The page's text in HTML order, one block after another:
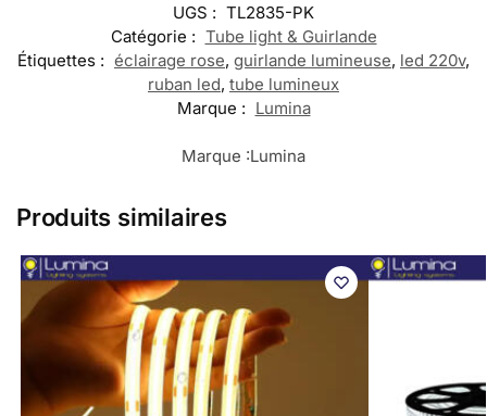
UGS : TL2835-PK
Catégorie : Tube light & Guirlande
Étiquettes : éclairage rose, guirlande lumineuse, led 220v,
ruban led, tube lumineux
Marque : Lumina
Marque :Lumina
Produits similaires